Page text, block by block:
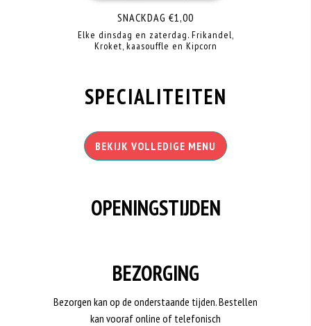
SNACKDAG €1,00
Elke dinsdag en zaterdag. Frikandel,
Kroket, kaasouffle en Kipcorn
SPECIALITEITEN
BEKIJK VOLLEDIGE MENU
OPENINGSTIJDEN
BEZORGING
Bezorgen kan op de onderstaande tijden. Bestellen
kan vooraf online of telefonisch